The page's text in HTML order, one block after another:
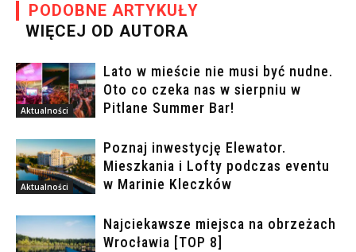
PODOBNE ARTYKUŁY
WIĘCEJ OD AUTORA
Aktualności
Lato w mieście nie musi być nudne.
Oto co czeka nas w sierpniu w
Pitlane Summer Bar!
Aktualności
Poznaj inwestycję Elewator.
Mieszkania i Lofty podczas eventu
w Marinie Kleczków
Najciekawsze miejsca na obrzeżach
Wrocławia [TOP 8]